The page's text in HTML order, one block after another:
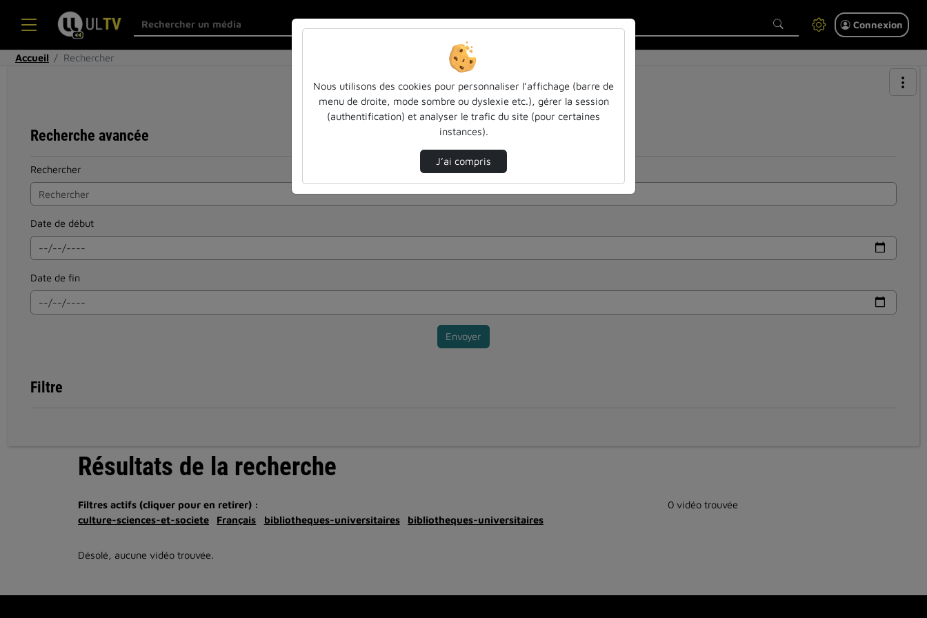
Connexion
Accueil Rechercher
Recherche avancée
Rechercher
Date de début
Date de fin
Envoyer
Filtre
Résultats de la recherche
Filtres actifs (cliquer pour en retirer) :
culture-sciences-et-societe
Français bibliotheques-universitaires bibliotheques-universitaires
0 vidéo trouvée
Désolé, aucune vidéo trouvée.
Nous utilisons des cookies pour personnaliser l’affichage (barre de
menu de droite, mode sombre ou dyslexie etc.), gérer la session
(authentification) et analyser le trafic du site (pour certaines
instances).
J’ai compris